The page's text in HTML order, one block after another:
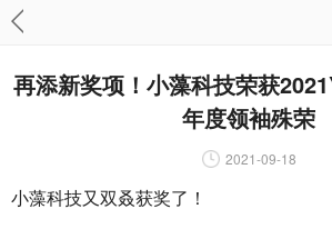
再添新奖项！小藻科技荣获
年度领袖殊荣
2021-09-18
小藻科技又双叒获奖了！